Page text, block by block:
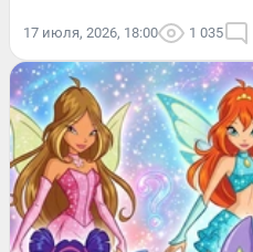
17 июля, 2026, 18:00 1 035